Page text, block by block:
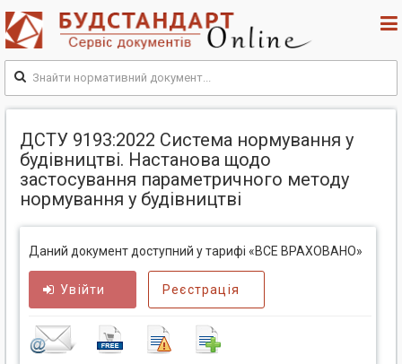
ДСТУ 9193:2022 Система нормування у
будівництві. Настанова щодо
застосування параметричного методу
нормування у будівництві
Даний документ доступний у тарифі «ВСЕ ВРАХОВАНО»
Увійти Реєстрація